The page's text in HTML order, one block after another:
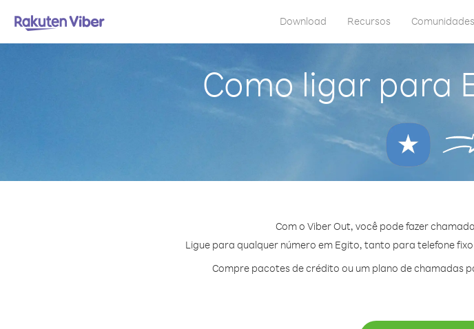
Download Recursos Comunidades
Como ligar para
Com o Viber Out, você pode fazer
Ligue para qualquer número em Egito, tanto para telefone
Compre pacotes de crédito ou um plano de chamadas